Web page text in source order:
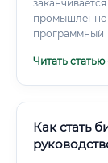
типичным задачам
взаимодействия белков;
процессов; классификация клеток по молекулярным
Читать статью
Как стать